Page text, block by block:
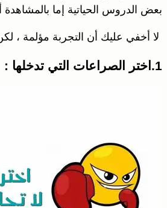
بعض الدروس الحياتية إما بالمشاهدة
لا أخفي عليك أن التجربة مؤلمة ،
1.اختر الصراعات التي تدخلها :